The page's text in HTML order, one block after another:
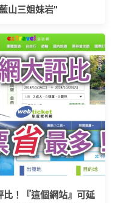
山三姐妹岩"
比！『這個網站』可延